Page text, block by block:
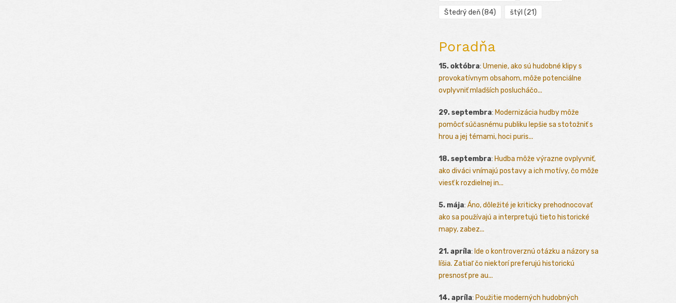
Štedrý deň(84) štýl (21)
Poradňa
15. októbra: Umenie, ako sú hudobné klipy s
provokatívnym obsahom, môže potenciálne
ovplyvniť mladších poslucháčo...
29. septembra: Modernizácia hudby môže
pomôcť súčasnému publiku lepšie sa stotožniť s
hrou a jej témami, hoci puris...
18. septembra: Hudba môže výrazne ovplyvniť,
ako diváci vnímajú postavy a ich motívy, čo môže
viesť k rozdielnej in...
5. mája: Áno, dôležité je kriticky prehodnocovať
ako sa používajú a interpretujú tieto historické
mapy, zabez...
21. apríla: Ide o kontroverznú otázku a názory sa
líšia. Zatiaľ čo niektorí preferujú historickú
presnosť pre au...
14. apríla: Použitie moderných hudobných